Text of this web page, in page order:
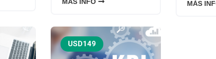
MÁS
USD149